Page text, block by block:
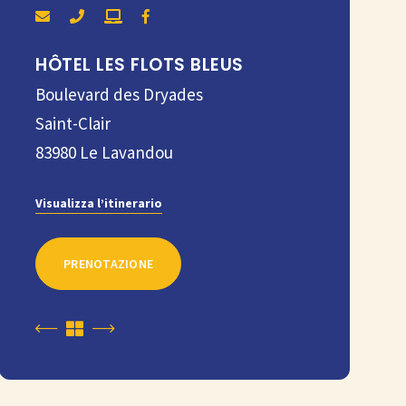
HÔTEL LES FLOTS BLEUS
Boulevard des Dryades
Saint-Clair
83980 Le Lavandou
Visualizza l’itinerario
PRENOTAZIONE